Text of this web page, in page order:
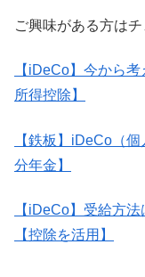
ご興味がある方は
【iDeCo】今から
所得控除】
【鉄板】iDeCo（
分年金】
【iDeCo】受給方
【控除を活用】